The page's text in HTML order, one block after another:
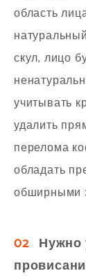
область
скул, лицо
учитывать
удалить
перелома
обладать
обширными
02Нужно